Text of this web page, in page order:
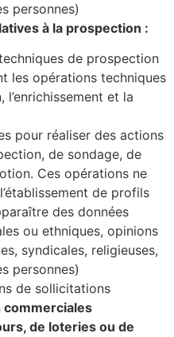
personnes)
à la prospection :
de prospection
les opérations techniques
et la
pour réaliser des actions
de sondage, de
Ces opérations ne
de profils
des données
ou ethniques, opinions
syndicales, religieuses,
personnes)
de sollicitations
commerciales
de loteries ou de